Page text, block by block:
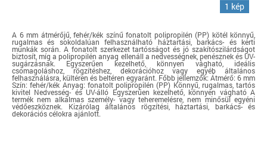
1 kép
A 6 mm átmérőjű, fehér/kék színű fonatolt polipropilén (PP) kötél könnyű,
rugalmas és sokoldalúan felhasználható háztartási, barkács- és kerti
munkák során. A fonatolt szerkezet tartósságot és jó szakítószilárdságot
biztosít, míg a polipropilén anyag ellenáll a nedvességnek, penésznek és UV-
sugárzásnak. Egyszerűen kezelhető, könnyen vágható, ideális
csomagoláshoz, rögzítéshez, dekorációhoz vagy egyéb általános
felhasználásra, kültéren és beltéren egyaránt. Főbb jellemzők: Átmérő: 6 mm
Szín: fehér/kék Anyag: fonatolt polipropilén (PP) Könnyű, rugalmas, tartós
kivitel Nedvesség- és UV-álló Egyszerűen kezelhető, könnyen vágható A
termék nem alkalmas személy- vagy teheremelésre, nem minősül egyéni
védőeszköznek. Kizárólag általános rögzítési, háztartási, barkács- és
dekorációs célokra ajánlott.